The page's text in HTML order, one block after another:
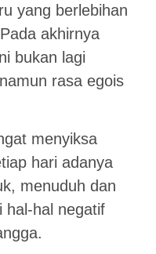
yang berlebihan
akhirnya
bukan lagi
rasa egois
menyiksa
hari adanya
menuduh dan
hal-hal negatif